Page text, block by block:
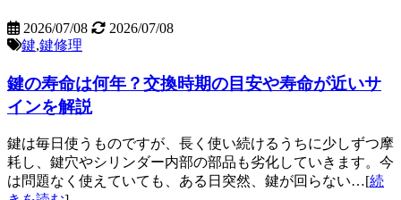
2026/07/08
2026/07/08
鍵,鍵修理
鍵の寿命は何年？交換時期の目安や寿命が近いサ
インを解説
鍵は毎日使うものですが、長く使い続けるうちに少しずつ摩
耗し、鍵穴やシリンダー内部の部品も劣化していきます。今
は問題なく使えていても、ある日突然、鍵が回らない…[続